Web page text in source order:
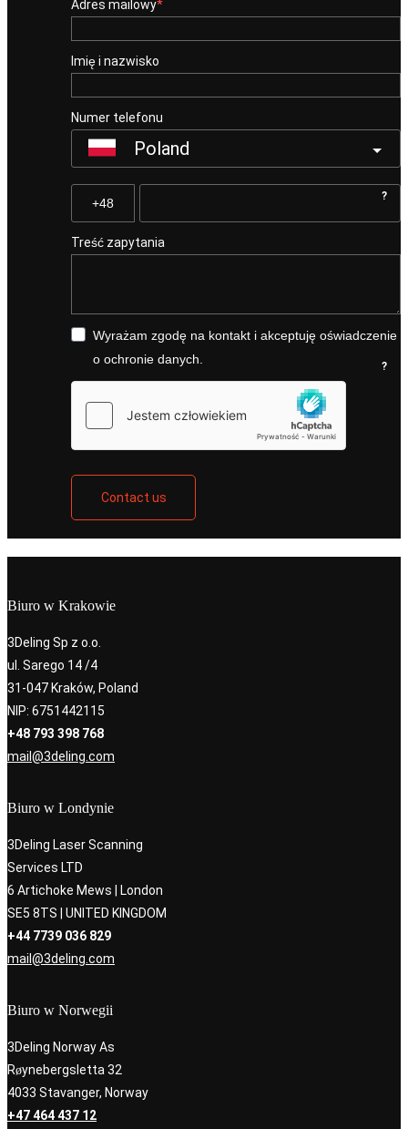
Adres mailowy
Imię i nazwisko
Numer telefonu
Poland
?
Treść zapytania
Wyrażam zgodę na kontakt i akceptuję oświadczenie
o ochronie danych.
?
Contact us
Biuro w Krakowie
3Deling Sp z o.o.
ul. Sarego 14 /4
31-047 Kraków, Poland
NIP: 6751442115
+48 793 398 768
mail@3deling.com
Biuro w Londynie
3Deling Laser Scanning
Services LTD
6 Artichoke Mews | London
SE5 8TS | UNITED KINGDOM
+44 7739 036 829
mail@3deling.com
Biuro w Norwegii
3Deling Norway As
Røynebergsletta 32
4033 Stavanger, Norway
+47 464 437 12